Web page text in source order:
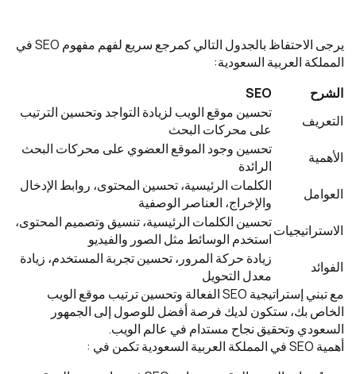
يرجى الاحتفاظ بالجدول التالي كمرجع سريع لفهم مفهوم SEO في
المملكة العربية السعودية:
الشرح
SEO
التعريف
تحسين موقع الويب لزيادة التواجد وتحسين الترتيب
على محركات البحث
الأهمية
تحسين وجود الموقع العضوي على محركات البحث
الرائدة
العوامل
الكلمات الرئيسية، تحسين المحتوى، روابط الإدخال
والإخراج، العناصر الوصفية
الاستراتيجياتتحسين الكلمات الرئيسية، تنسيق وتصميم المحتوى،
استخدم الوسائط مثل الصور والفيديو
الفوائد
زيادة حركة المرور، تحسين تجربة المستخدم، زيادة
معدل التحويل
مع تبني إستراتيجية SEO الفعالة وتحسين ترتيب موقع الويب
الخاص بك، ستكون لديك فرصة أفضل للوصول إلى الجمهور
السعودي وتحقيق نجاح مستدام في عالم الويب.
أهمية SEO في المملكة العربية السعودية تكمن في :